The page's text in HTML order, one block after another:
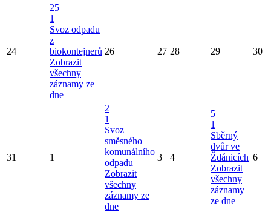
24
25
1
Svoz odpadu
z
biokontejnerů
Zobrazit
všechny
záznamy ze
dne
26 27 28 29 30
31 1
2
1
Svoz
směsného
komunálního
odpadu
Zobrazit
všechny
záznamy ze
dne
3 4
5
1
Sběrný
dvůr ve
Ždánicích
Zobrazit
všechny
záznamy
ze dne
6